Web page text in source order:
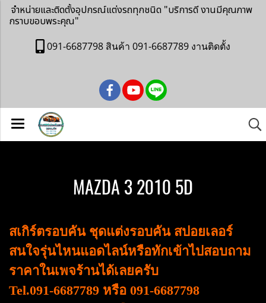
จำหน่ายและติดตั้งอุปกรณ์แต่งรถทุกชนิด "บริการดี งานมีคุณภาพ
กราบขอบพระคุณ"
091-6687798 สินค้า 091-6687789 งานติดตั้ง
MAZDA 3 2010 5D
สเกิร์ตรอบคัน ชุดแต่งรอบคัน สปอยเลอร์
สนใจรุ่นไหนแอดไลน์หรือทักเข้าไปสอบถาม
ราคาในเพจร้านได้เลยครับ
Tel.091-6687789 หรือ 091-6687798